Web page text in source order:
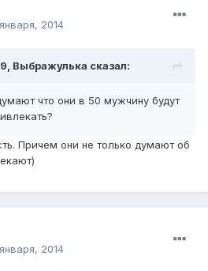
2014
Выбражулька сказал:
что они в 50 мужчину будут
Причем они не только думают об
2014